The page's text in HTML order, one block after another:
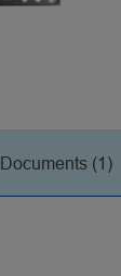
Documents (1)